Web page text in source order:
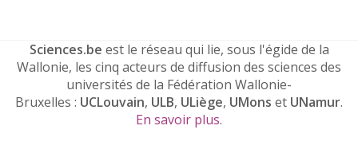
Sciences.be est le réseau qui lie, sous l'égide de la
Wallonie, les cinq acteurs de diffusion des sciences des
universités de la Fédération Wallonie-
Bruxelles : UCLouvain, ULB, ULiège, UMons et UNamur.
En savoir plus.